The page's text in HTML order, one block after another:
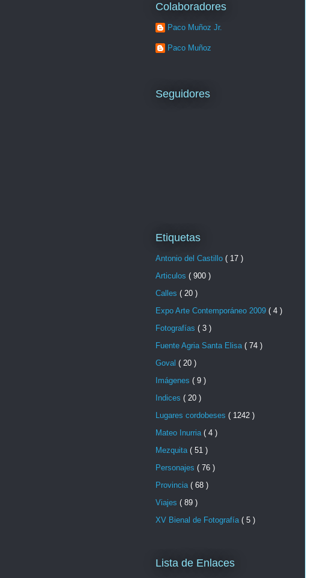
Colaboradores
Paco Muñoz Jr.
Paco Muñoz
Seguidores
Etiquetas
Antonio del Castillo ( 17 )
Articulos ( 900 )
Calles ( 20 )
Expo Arte Contemporáneo 2009 ( 4 )
Fotografías ( 3 )
Fuente Agria Santa Elisa ( 74 )
Goval ( 20 )
Imágenes ( 9 )
Indices ( 20 )
Lugares cordobeses ( 1242 )
Mateo Inurria ( 4 )
Mezquita ( 51 )
Personajes ( 76 )
Provincia ( 68 )
Viajes ( 89 )
XV Bienal de Fotografía ( 5 )
Lista de Enlaces